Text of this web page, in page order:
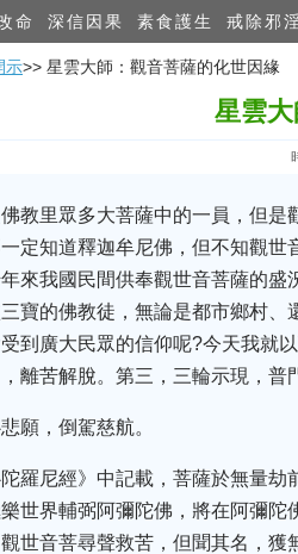
命 深信因果 素食護生 戒除邪
示>> 星雲大師：觀音菩薩的​化世因緣
星雲
教里眾多大菩薩中的一員，但
定知道釋迦牟尼佛，但不知觀
來我國民間供奉觀世音菩薩的
寶的佛教徒，無論是都市鄉村
到廣大民眾的信仰呢?今天我就
離苦解脫。第三，三輪示現，普
願，倒駕慈航。
羅尼經》中記載，菩薩於無量
世界輔弼阿彌陀佛，將在阿彌
世音菩尋聲救苦，但聞其名，